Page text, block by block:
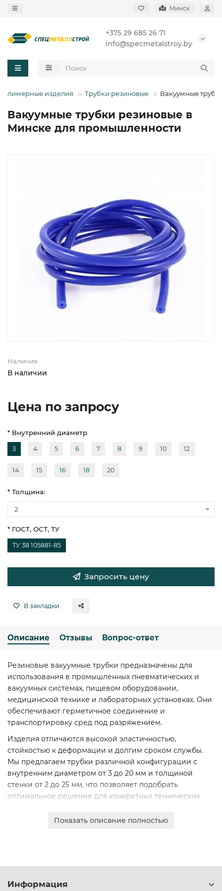
Минск
+375 29 685 26 71
info@specmetalstroy.by
изделия Трубки резиновые Вакуумные
Вакуумные трубки резиновые в
Минске для промышленности
Наличие
В наличии
Цена по запросу
* Внутренний диаметр
3 4 5 6 7 8 9 10 12
14 15 16 18 20
* Толщина:
* ГОСТ, ОСТ, ТУ
ТУ 38 105881-85
Запросить цену
В закладки
Описание Отзывы Вопрос-ответ
Резиновые вакуумные трубки предназначены для
использования в промышленных пневматических и
вакуумных системах, пищевом оборудовании,
медицинской технике и лабораторных установках. Они
обеспечивают герметичное соединение и
транспортировку сред под разряжением.
Изделия отличаются высокой эластичностью,
стойкостью к деформации и долгим сроком службы.
Мы предлагаем трубки различной конфигурации с
внутренним диаметром от 3 до 20 мм и толщиной
стенки от 2 до 25 мм, что позволяет подобрать
оптимальное решение для конкретных технических
Все товары соответствуют установленным стандартам
Показать описание полностью
Информация